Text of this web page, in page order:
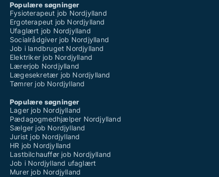
Populære søgninger
Fysioterapeut job Nordjylland
Ergoterapeut job Nordjylland
Ufaglært job Nordjylland
Socialrådgiver job Nordjylland
Job i landbruget Nordjylland
Elektriker job Nordjylland
Lærerjob Nordjylland
Lægesekretær job Nordjylland
Tømrer job Nordjylland
Populære søgninger
Lager job Nordjylland
Pædagogmedhjælper Nordjylland
Sælger job Nordjylland
Jurist job Nordjylland
HR job Nordjylland
Lastbilchauffør job Nordjylland
Job i Nordjylland ufaglært
Murer job Nordjylland